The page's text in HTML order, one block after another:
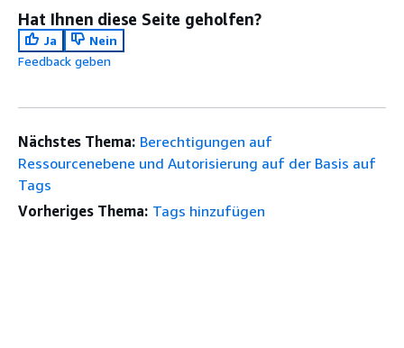
Hat Ihnen diese Seite geholfen?
Ja
Nein
Feedback geben
Nächstes Thema: Berechtigungen auf
Ressourcenebene und Autorisierung auf der Basis auf
Tags
Vorheriges Thema: Tags hinzufügen